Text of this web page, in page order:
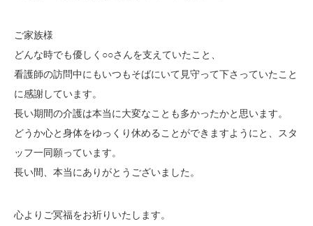
ご家族様
どんな時でも優しく○○さんを支えていたこと、
看護師の訪問中にもいつもそばにいて見守って下さっていたこと
に感謝しています。
長い期間の介護は本当に大変なことも多かったかと思います。
どうか心と身体をゆっくり休めることができますようにと、スタ
ッフ一同願っています。
長い間、本当にありがとうございました。
心よりご冥福をお祈りいたします。